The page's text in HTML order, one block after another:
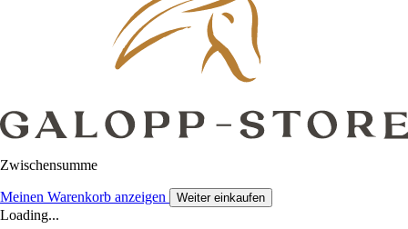
Zwischensumme
Meinen Warenkorb anzeigen Weiter einkaufen
Loading...